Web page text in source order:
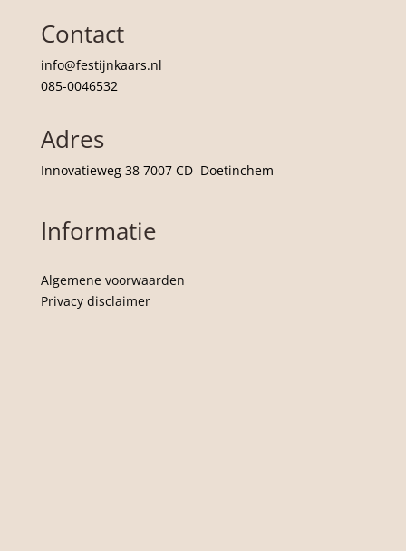
Contact
info@festijnkaars.nl
085-0046532
Adres
Innovatieweg 38 7007 CD Doetinchem
Informatie
Algemene voorwaarden
Privacy disclaimer